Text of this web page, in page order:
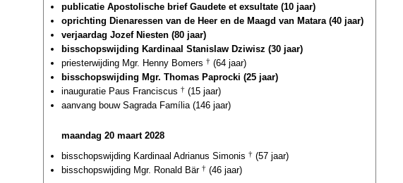
publicatie Apostolische brief Gaudete et exsultate (10 jaar)
oprichting Dienaressen van de Heer en de Maagd van Matara (40 jaar)
verjaardag Jozef Niesten (80 jaar)
bisschopswijding Kardinaal Stanislaw Dziwisz (30 jaar)
priesterwijding Mgr. Henny Bomers † (64 jaar)
bisschopswijding Mgr. Thomas Paprocki (25 jaar)
inauguratie Paus Franciscus † (15 jaar)
aanvang bouw Sagrada Família (146 jaar)
maandag 20 maart 2028
bisschopswijding Kardinaal Adrianus Simonis † (57 jaar)
bisschopswijding Mgr. Ronald Bär † (46 jaar)